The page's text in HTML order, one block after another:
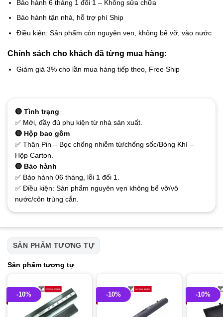
Bảo hành 6 tháng 1 đổi 1 – Không sửa chữa
Bảo hành tận nhà, hỗ trợ phí Ship
Điều kiện: Sản phẩm còn nguyên vẹn, không bể vỡ, vào nước
Chính sách cho khách đã từng mua hàng:
Giảm giá 3% cho lần mua hàng tiếp theo, Free Ship
🔴 Tình trạng
✅ Mới, đầy đủ phụ kiện từ nhà sản xuất.
🔴 Hộp bao gồm
✅ Thân Pin – Bọc chống nhiễm từ/chống sốc/Bóng Khí –
Hộp Carton.
🔴 Bảo hành
✅ Bảo hành 06 tháng, lỗi 1 đổi 1.
✅ Điều kiện: Sản phẩm nguyên vẹn không bể vỡ/vô
nước/côn trùng cắn.
SẢN PHẨM TƯƠNG TỰ
Sản phẩm tương tự
-10% -10% -10%